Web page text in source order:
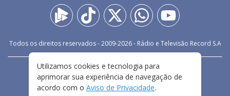
Todos os direitos reservados - 2009-2026- Rádio e Televisão Record S.A
FALE CONOSCO
PRIVACIDADE
TERMOS E CONDIÇÕES DE USO
Utilizamos cookies e tecnologia para
aprimorar sua experiência de navegação de
acordo com o Aviso de Privacidade.